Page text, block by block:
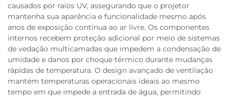
causados por raios UV, assegurando que o projetor
mantenha sua aparência e funcionalidade mesmo após
anos de exposição contínua ao ar livre. Os componentes
internos recebem proteção adicional por meio de sistemas
de vedação multicamadas que impedem a condensação de
umidade e danos por choque térmico durante mudanças
rápidas de temperatura. O design avançado de ventilação
mantém temperaturas operacionais ideais ao mesmo
tempo em que impede a entrada de água, permitindo